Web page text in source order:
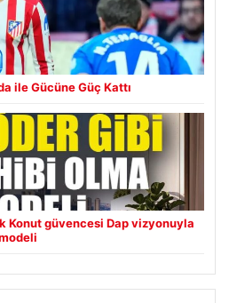
ile Gücüne Güç Kattı
Konut güvencesi Dap vizyonuyla